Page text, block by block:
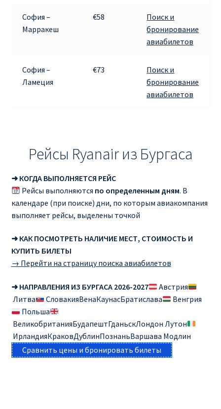
София –
Марракеш
€58
Поиск и
бронирование
авиабилетов
София –
Ламеция
€73
Поиск и
бронирование
авиабилетов
Рейсы Ryanair из Бургаса
➜ КОГДА ВЫПОЛНЯЕТСЯ РЕЙС
Рейсы выполняются по определенным дням. В
календаре (при поиске) дни, по которым авиакомпания
выполняет рейсы, выделены точкой
➜ КАК ПОСМОТРЕТЬ НАЛИЧИЕ МЕСТ, СТОИМОСТЬ И
КУПИТЬ БИЛЕТЫ
→ Перейти на страницу поиска авиабилетов
➜ НАПРАВЛЕНИЯ ИЗ БУРГАСА 2026-2027
Австрия
Литва
СловакияВенаКаунасБратислава
Венгрия
Польша
ВеликобританияБудапештГданьскЛондон Лутон
ИрландияКраковДублинПознаньВаршава Модлин
Сравнить цены и бронировать билеты